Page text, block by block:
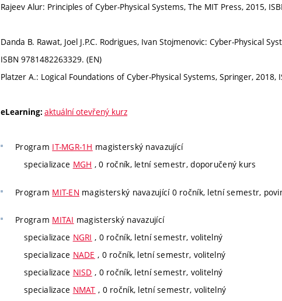
Rajeev Alur: Principles of Cyber-Physical Systems, The MIT Press, 2015,
Danda B. Rawat, Joel J.P.C. Rodrigues, Ivan Stojmenovic: Cyber-Physical
ISBN 9781482263329. (EN)
Platzer A.: Logical Foundations of Cyber-Physical Systems, Springer, 2018,
eLearning: aktuální otevřený kurz
Program IT-MGR-1H magisterský navazující
specializace MGH , 0 ročník, letní semestr, doporučený kurs
Program MIT-EN magisterský navazující 0 ročník, letní semestr,
Program MITAI magisterský navazující
specializace NGRI , 0 ročník, letní semestr, volitelný
specializace NADE , 0 ročník, letní semestr, volitelný
specializace NISD , 0 ročník, letní semestr, volitelný
specializace NMAT , 0 ročník, letní semestr, volitelný